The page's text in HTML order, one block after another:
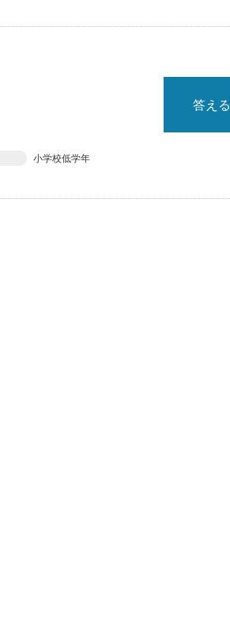
答える
小学校低学年